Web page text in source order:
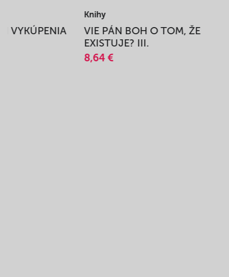
VYKÚPENIA
Knihy
VIE PÁN BOH O TOM, ŽE
EXISTUJE? III.
8,64 €